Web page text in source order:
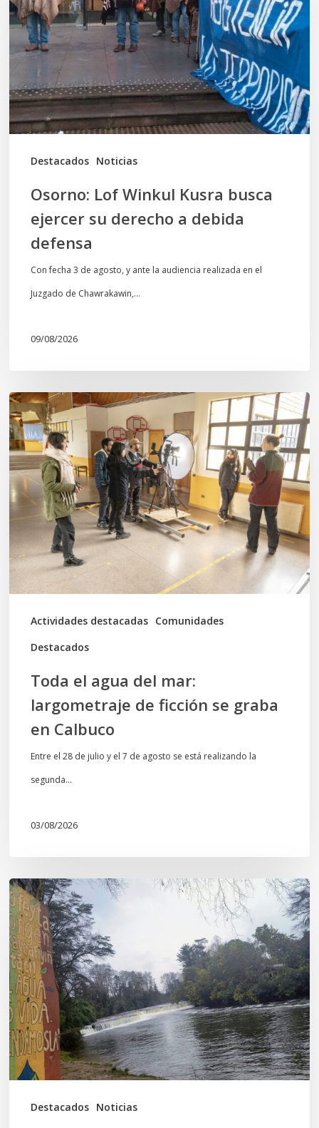
Destacados Noticias
Kusra
busca
ejercer
su
derecho
a
debida
Osorno: Lof Winkul Kusra busca
ejercer su derecho a debida
defensa
Con fecha 3 de agosto, y ante la audiencia realizada en el
Juzgado de Chawrakawin,…
09/08/2026
Actividades destacadas Comunidades
Destacados
Toda
el
agua
del
mar:
largometraje
de
ficción
se
graba
Toda el agua del mar:
largometraje de ficción se graba
en Calbuco
Entre el 28 de julio y el 7 de agosto se está realizando la
segunda…
03/08/2026
Destacados Noticias
En
defensa
del
Salto
Donguil
y
el
territorio
Kuzpe
Mapu